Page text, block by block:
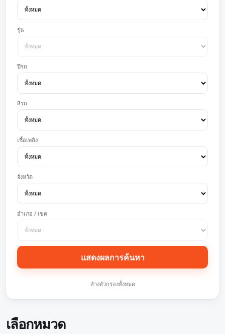
รุ่น
ปีรถ
สีรถ
เชื้อเพลิง
จังหวัด
อำเภอ / เขต
แสดงผลการค้นหา
ล้างตัวกรองทั้งหมด
เลือกหมวด